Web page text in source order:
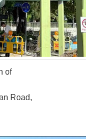
of
Road,